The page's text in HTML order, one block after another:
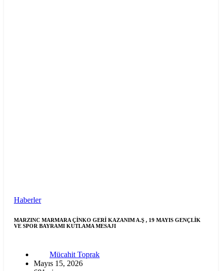
Haberler
MARZINC MARMARA ÇİNKO GERİ KAZANIM A.Ş , 19 MAYIS GENÇLİK
VE SPOR BAYRAMI KUTLAMA MESAJI
Mücahit Toprak
Mayıs 15, 2026